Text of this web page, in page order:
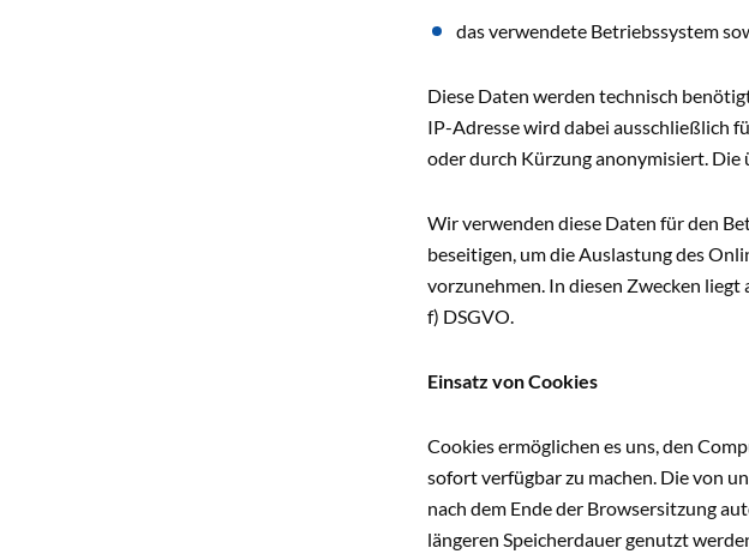
das verwendete Betriebssystem
Diese Daten werden technisch
IP-Adresse wird dabei ausschließlich
oder durch Kürzung anonymisiert.
Wir verwenden diese Daten für den
beseitigen, um die Auslastung des
vorzunehmen. In diesen Zwecken
f) DSGVO.
Einsatz von Cookies
Cookies ermöglichen es uns, den
sofort verfügbar zu machen. Die von
nach dem Ende der Browsersitzung
längeren Speicherdauer genutzt